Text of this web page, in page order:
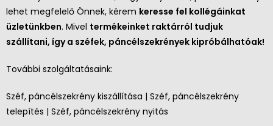
lehet megfelelő Önnek, kérem keresse fel kollégáinkat
üzletünkben. Mivel termékeinket raktárról tudjuk
szállítani, így a széfek, páncélszekrények kipróbálhatóak!
További szolgáltatásaink:
Széf, páncélszekrény kiszállítása | Széf, páncélszekrény
telepítés | Széf, páncélszekrény nyitás